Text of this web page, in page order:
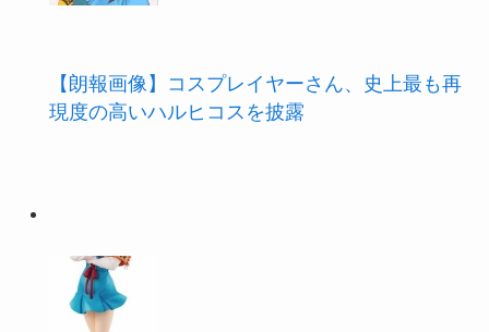
【朗報画像】コスプレイヤーさん、史上最も再
現度の高いハルヒコスを披露